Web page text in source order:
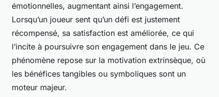
émotionnelles, augmentant ainsi l’engagement.
Lorsqu’un joueur sent qu’un défi est justement
récompensé, sa satisfaction est améliorée, ce qui
l’incite à poursuivre son engagement dans le jeu. Ce
phénomène repose sur la motivation extrinsèque, où
les bénéfices tangibles ou symboliques sont un
moteur majeur.